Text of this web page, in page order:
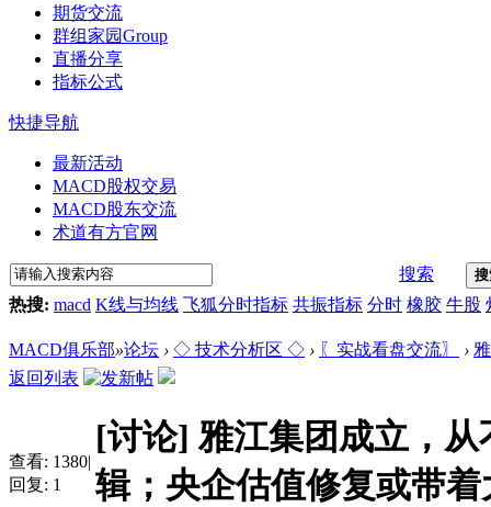
期货交流
群组家园Group
直播分享
指标公式
快捷导航
最新活动
MACD股权交易
MACD股东交流
术道有方官网
搜索
热搜: macd K线与均线 飞狐分时指标 共振指标 分时 橡胶 牛股
MACD俱乐部»论坛 › ◇ 技术分析区 ◇ › 〖实战看盘交流〗 ›
返回列表
查看: 1380|
回复: 1
[讨论]雅江集团成立，
辑；央企估值修复或带